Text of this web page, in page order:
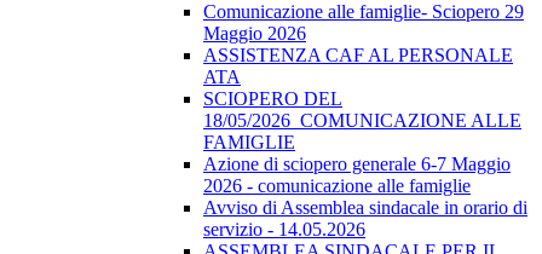
Comunicazione alle famiglie- Sciopero 29
Maggio 2026
ASSISTENZA CAF AL PERSONALE
ATA
SCIOPERO DEL
18/05/2026_COMUNICAZIONE ALLE
FAMIGLIE
Azione di sciopero generale 6-7 Maggio
2026 - comunicazione alle famiglie
Avviso di Assemblea sindacale in orario di
servizio - 14.05.2026